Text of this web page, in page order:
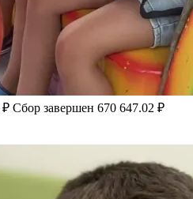
₽ Сбор завершен 670 647.02 ₽